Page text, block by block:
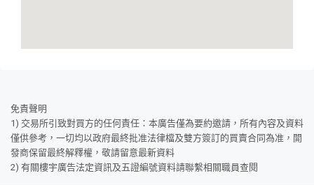
免責聲明
1) 交易所引致對買方的任何責任：本廣告僅為要約邀請，所有內容及資料
僅供參考，一切均以政府最終批准法律檔及雙方簽訂的買賣合同為准，開
發商保留最終解釋權，敬請留意最新資料
2) 有關樓宇廣告法定資訊及五證編號資料請聯繫相關職員查閱